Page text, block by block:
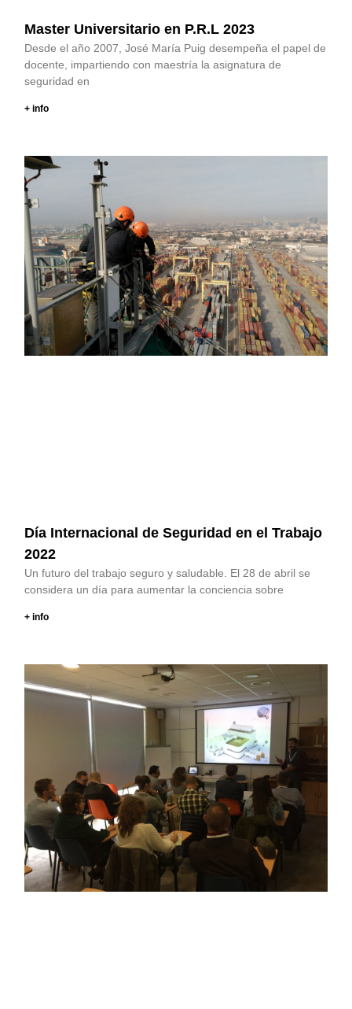
Master Universitario en P.R.L 2023
Desde el año 2007, José María Puig desempeña el papel de
docente, impartiendo con maestría la asignatura de
seguridad en
+ info
Día Internacional de Seguridad en el Trabajo
2022
Un futuro del trabajo seguro y saludable. El 28 de abril se
considera un día para aumentar la conciencia sobre
+ info